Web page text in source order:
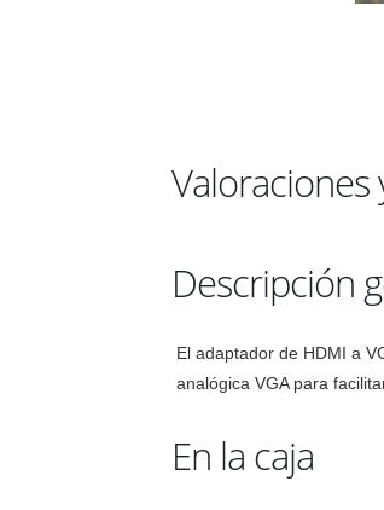
Valoraciones
Descripción
El adaptador de HDMI a
analógica VGA para
En la caja